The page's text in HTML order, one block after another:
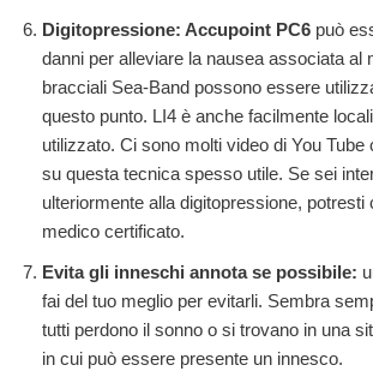
Digitopressione: Accupoint PC6 può
danni per alleviare la nausea associata al
bracciali Sea-Band possono essere
questo punto. LI4 è anche facilmente
utilizzato. Ci sono molti video di You Tube
su questa tecnica spesso utile. Se sei
ulteriormente alla digitopressione, potresti
medico certificato.
Evita gli inneschi annota se possibile:
fai del tuo meglio per evitarli. Sembra
tutti perdono il sonno o si trovano in una
in cui può essere presente un innesco.